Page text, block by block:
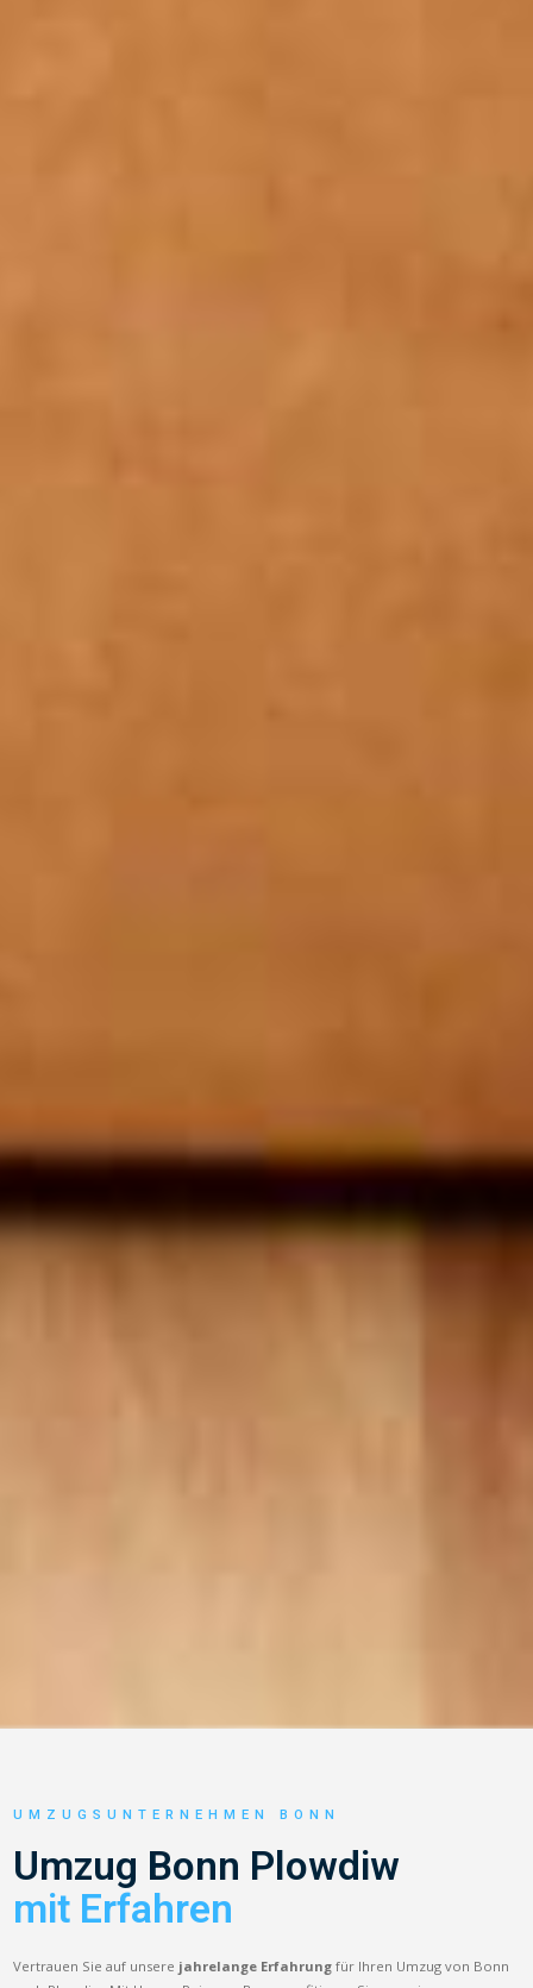
UMZUGSUNTERNEHMEN BONN
Umzug Bonn Plowdiw
mit Erfahren
Vertrauen Sie auf unsere jahrelange Erfahrung für Ihren Umzug von Bonn